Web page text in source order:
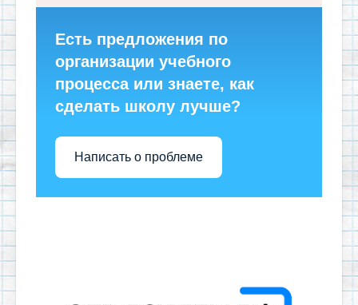
Есть предложения по
организации учебного
процесса или знаете, как
сделать школу лучше?
Написать о проблеме